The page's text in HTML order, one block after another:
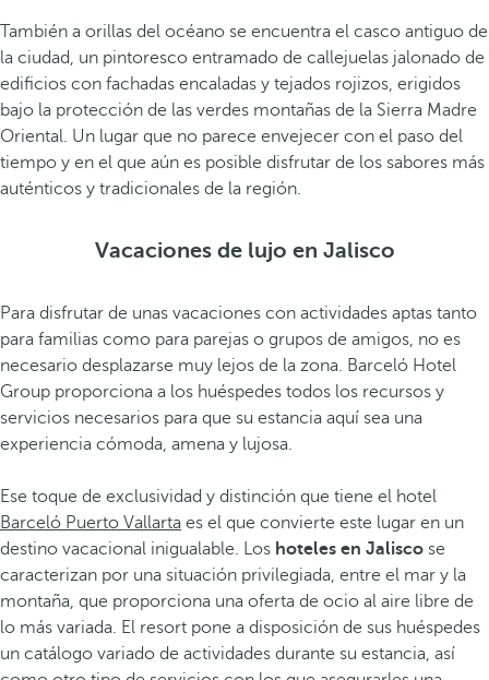
También a orillas del océano se encuentra el casco antiguo de
la ciudad, un pintoresco entramado de callejuelas jalonado de
edificios con fachadas encaladas y tejados rojizos, erigidos
bajo la protección de las verdes montañas de la Sierra Madre
Oriental. Un lugar que no parece envejecer con el paso del
tiempo y en el que aún es posible disfrutar de los sabores más
auténticos y tradicionales de la región.
Vacaciones de lujo en Jalisco
Para disfrutar de unas vacaciones con actividades aptas tanto
para familias como para parejas o grupos de amigos, no es
necesario desplazarse muy lejos de la zona. Barceló Hotel
Group proporciona a los huéspedes todos los recursos y
servicios necesarios para que su estancia aquí sea una
experiencia cómoda, amena y lujosa.
Ese toque de exclusividad y distinción que tiene el hotel
Barceló Puerto Vallarta es el que convierte este lugar en un
destino vacacional inigualable. Los hoteles en Jalisco se
caracterizan por una situación privilegiada, entre el mar y la
montaña, que proporciona una oferta de ocio al aire libre de
lo más variada. El resort pone a disposición de sus huéspedes
un catálogo variado de actividades durante su estancia, así